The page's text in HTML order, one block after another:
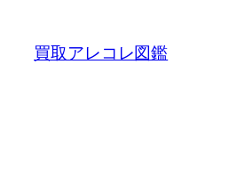
買取アレコレ図鑑